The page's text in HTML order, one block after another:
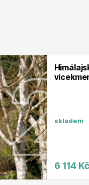
skladem
6 114 Kč